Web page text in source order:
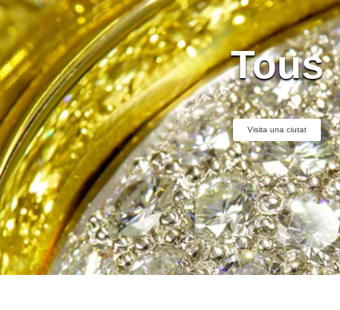
Tous
Visita una ciutat